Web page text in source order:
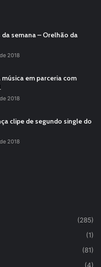
da semana – Orelhão da
2018
em parceria com
2018
clipe de segundo single do
2018
(285)
(1)
(81)
(4)